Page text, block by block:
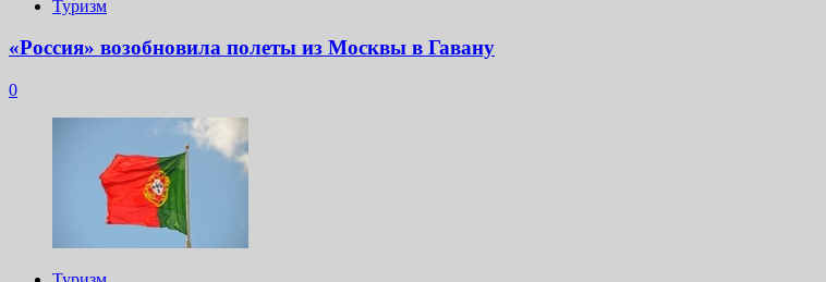
Туризм
«Россия» возобновила полеты из Москвы в Гавану
0